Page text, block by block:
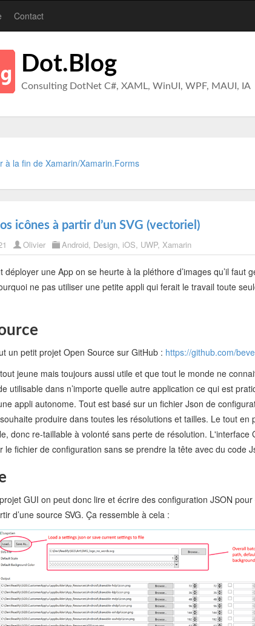
Contact
Dot.Blog
Consulting DotNet C#, XAML, WinUI, WPF, MAUI, IA
la fin de Xamarin/Xamarin.Forms
icônes à partir d’un SVG (vectoriel)
Olivier Android, Design, iOS, UWP, Xamarin
déployer une App on se heurte à la pléthore d’images qu’il faut
ne pas utiliser une petite appli qui ferait le travail toute
un petit projet Open Source sur GitHub : https://github.com/
jeune mais toujours aussi utile et que tout le monde ne
utilisable dans n’importe quelle autre application ce qui est
appli autonome. Tout est basé sur un fichier Json de
produire dans toutes les résolutions et tailles. Le tout en
donc re-taillable à volonté sans perte de résolution. L'interface
le fichier de configuration sans se prendre la tête avec du code
GUI on peut donc lire et écrire des configuration JSON
d’une source SVG. Ça ressemble à cela :